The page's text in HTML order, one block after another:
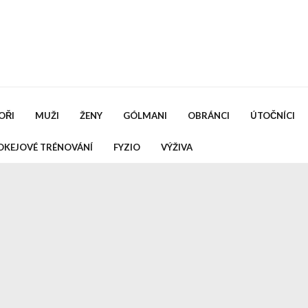
MUŽI ŽENY GÓLMANI OBRÁNCI ÚTOČNÍCI
TRÉNOVÁNÍ FYZIO VÝŽIVA